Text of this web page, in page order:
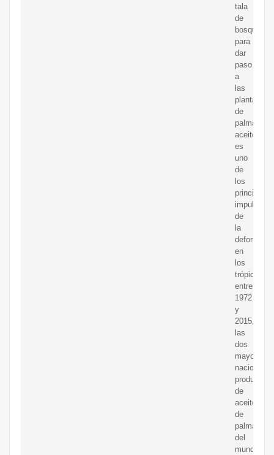
tala
de
bosques
para
dar
paso
a
las
de
palma
aceitera
es
uno
de
los
principales
impulsores
de
la
en
los
trópicos:
entre
1972
y
2015,
las
dos
mayores
naciones
de
aceite
de
palma
del
mundo,